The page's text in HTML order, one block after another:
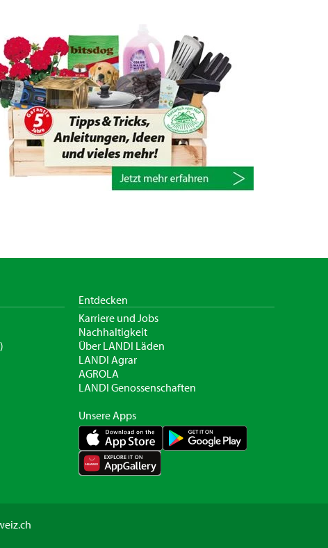
Entdecken
Karriere und Jobs
Nachhaltigkeit
Über LANDI Läden
LANDI Agrar
AGROLA
LANDI Genossenschaften
Unsere Apps